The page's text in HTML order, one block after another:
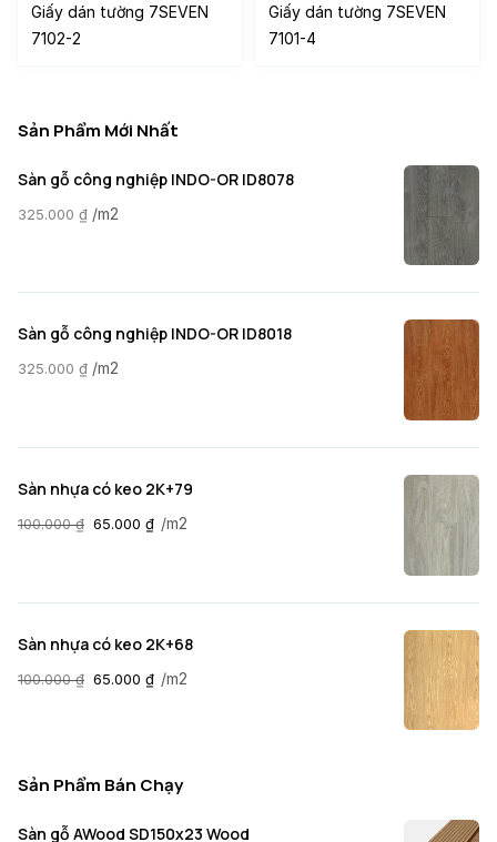
Giấy dán tường 7SEVEN
7102-2
Giấy dán tường 7SEVEN
7101-4
Sản Phẩm Mới Nhất
Sàn gỗ công nghiệp INDO-OR ID8078
325.000 ₫ /m2
Sàn gỗ công nghiệp INDO-OR ID8018
325.000 ₫ /m2
Sàn nhựa có keo 2K+79
100.000₫ 65.000 ₫ /m2
Sàn nhựa có keo 2K+68
100.000₫ 65.000 ₫ /m2
Sản Phẩm Bán Chạy
Sàn gỗ AWood SD150x23 Wood